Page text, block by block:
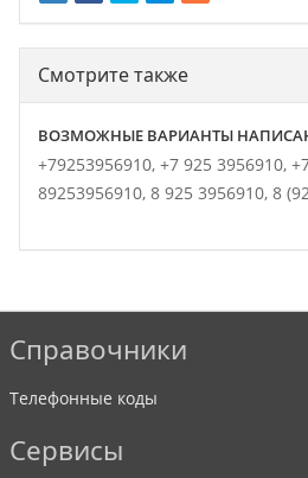
Смотрите также
ВОЗМОЖНЫЕ ВАРИАНТЫ
+79253956910, +7 925 3956910,
89253956910, 8 925 3956910, 8
Справочники
Телефонные коды
Сервисы